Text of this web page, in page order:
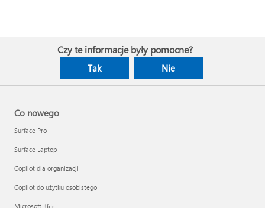
Czy te informacje były pomocne?
Tak Nie
Co nowego
Surface Pro
Surface Laptop
Copilot dla organizacji
Copilot do użytku osobistego
Microsoft 365